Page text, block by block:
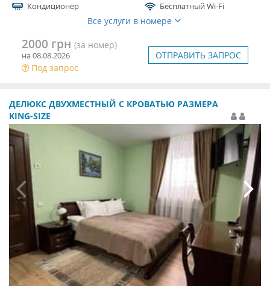
Кондиционер
Бесплатный Wi-Fi
Все услуги в номере
2000 грн (за номер)
на 08.08.2026
Под запрос
ОТПРАВИТЬ ЗАПРОС
ДЕЛЮКС ДВУХМЕСТНЫЙ С КРОВАТЬЮ РАЗМЕРА
KING-SIZE